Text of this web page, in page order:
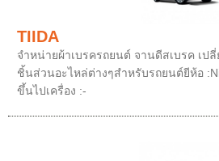
TIIDA
จำหน่ายผ้าเบรครถยนต์ จานดีสเบรค เป
ชิ้นส่วนอะไหล่ต่างๆสำหรับรถยนต์ยีห้อ
ขึ้นไปเครื่อง :-